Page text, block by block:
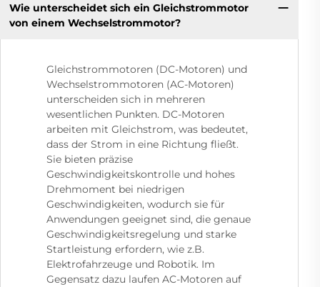
Wie unterscheidet sich ein Gleichstrommotor
von einem Wechselstrommotor?
Gleichstrommotoren (DC-Motoren) und
Wechselstrommotoren (AC-Motoren)
unterscheiden sich in mehreren
wesentlichen Punkten. DC-Motoren
arbeiten mit Gleichstrom, was bedeutet,
dass der Strom in eine Richtung fließt.
Sie bieten präzise
Geschwindigkeitskontrolle und hohes
Drehmoment bei niedrigen
Geschwindigkeiten, wodurch sie für
Anwendungen geeignet sind, die genaue
Geschwindigkeitsregelung und starke
Startleistung erfordern, wie z.B.
Elektrofahrzeuge und Robotik. Im
Gegensatz dazu laufen AC-Motoren auf